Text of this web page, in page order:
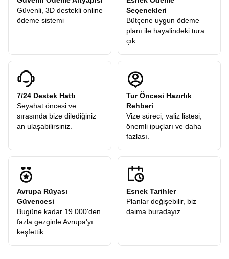
Güvenli, 3D destekli online
ödeme sistemi
Seçenekleri
Bütçene uygun ödeme
planı ile hayalindeki tura
çık.
7/24 Destek Hattı
Seyahat öncesi ve
sırasında bize dilediğiniz
an ulaşabilirsiniz.
Tur Öncesi Hazırlık
Rehberi
Vize süreci, valiz listesi,
önemli ipuçları ve daha
fazlası.
Avrupa Rüyası
Güvencesi
Bugüne kadar 19.000'den
fazla gezginle Avrupa'yı
keşfettik.
Esnek Tarihler
Planlar değişebilir, biz
daima buradayız.